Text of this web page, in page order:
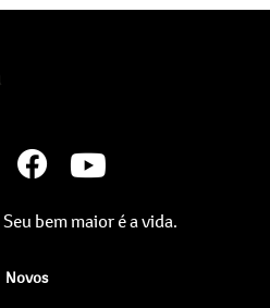
bem maior é a vida.
Novos